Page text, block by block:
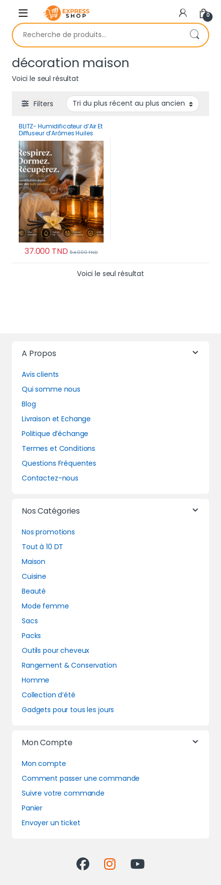
Skip to navigation
Skip to content
0
Recherche pour :
décoration maison
Voici le seul résultat
Filters
BLITZ- Humidificateur d’Air Et
Diffuseur d’Arômes Huiles
Essentielles 500 ml
Rechargeable & Portable
37.000 TND 54.000TND
Voici le seul résultat
A Propos
Avis clients
Qui somme nous
Blog
Livraison et Echange
Politique d’échange
Termes et Conditions
Questions Fréquentes
Contactez-nous
Nos Catégories
Nos promotions
Tout à 10 DT
Maison
Cuisine
Beauté
Mode femme
Sacs
Packs
Outils pour cheveux
Rangement & Conservation
Homme
Collection d’été
Gadgets pour tous les jours
Mon Compte
Mon compte
Comment passer une commande
Suivre votre commande
Panier
Envoyer un ticket